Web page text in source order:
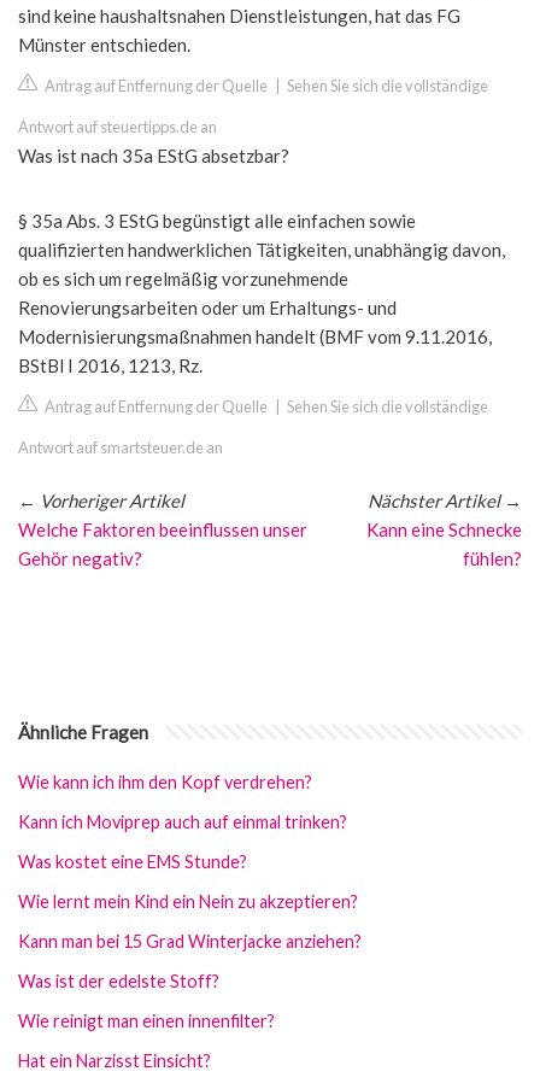
sind keine haushaltsnahen Dienstleistungen, hat das FG
Münster entschieden.
Antrag auf Entfernung der Quelle Sehen Sie sich die vollständige
Antwort auf steuertipps.de an
Was ist nach 35a EStG absetzbar?
§ 35a Abs. 3 EStG begünstigt alle einfachen sowie
qualifizierten handwerklichen Tätigkeiten, unabhängig davon,
ob es sich um regelmäßig vorzunehmende
Renovierungsarbeiten oder um Erhaltungs- und
Modernisierungsmaßnahmen handelt (BMF vom 9.11.2016,
BStBl I 2016, 1213, Rz.
Antrag auf Entfernung der Quelle Sehen Sie sich die vollständige
Antwort auf smartsteuer.de an
← Vorheriger Artikel
Welche Faktoren beeinflussen unser
Gehör negativ?
Nächster Artikel→
Kann eine Schnecke
fühlen?
Ähnliche Fragen
Wie kann ich ihm den Kopf verdrehen?
Kann ich Moviprep auch auf einmal trinken?
Was kostet eine EMS Stunde?
Wie lernt mein Kind ein Nein zu akzeptieren?
Kann man bei 15 Grad Winterjacke anziehen?
Was ist der edelste Stoff?
Wie reinigt man einen innenfilter?
Hat ein Narzisst Einsicht?